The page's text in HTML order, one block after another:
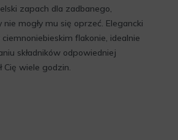
zapach dla zadbanego,
mogły mu się oprzeć. Elegancki
flakonie, idealnie
składników odpowiedniej
Cię wiele godzin.